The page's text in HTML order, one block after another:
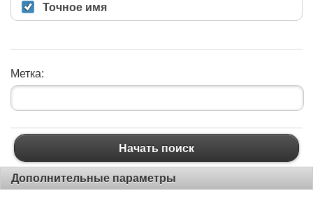
Точное имя
Метка:
Начать поиск
Дополнительные параметры